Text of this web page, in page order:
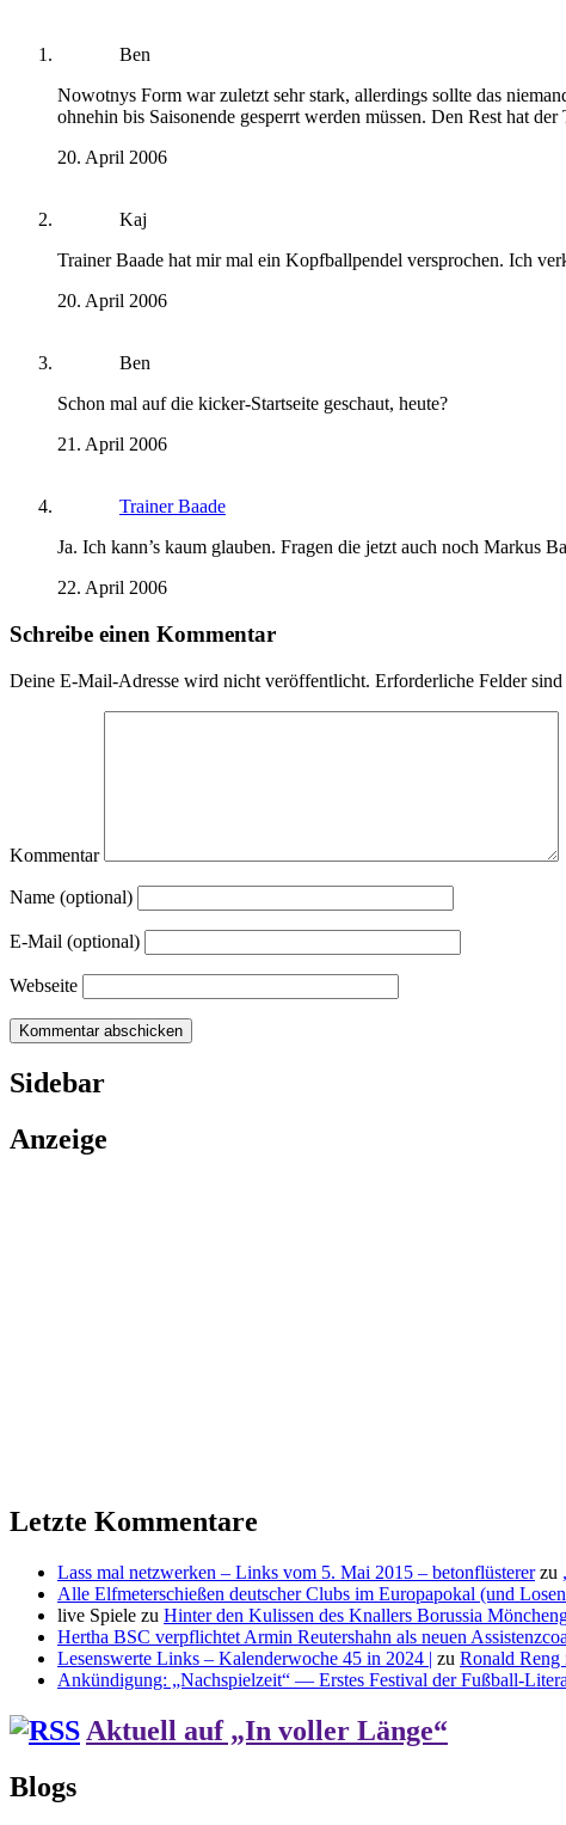
Ben
Nowotnys Form war zuletzt sehr stark, allerdings sollte das
ohnehin bis Saisonende gesperrt werden müssen. Den Rest hat
20. April 2006
Kaj
Trainer Baade hat mir mal ein Kopfballpendel versprochen. Ich
20. April 2006
Ben
Schon mal auf die kicker-Startseite geschaut, heute?
21. April 2006
Trainer Baade
Ja. Ich kann’s kaum glauben. Fragen die jetzt auch noch Markus
22. April 2006
Schreibe einen Kommentar
Deine E-Mail-Adresse wird nicht veröffentlicht. Erforderliche Felder
Kommentar
Name (optional)
E-Mail (optional)
Webseite
Sidebar
Anzeige
Letzte Kommentare
Lass mal netzwerken – Links vom 5. Mai 2015 – betonflüstererzu
Alle Elfmeterschießen deutscher Clubs im Europapokal (und
live Spiele zu Hinter den Kulissen des Knallers Borussia
Hertha BSC verpflichtet Armin Reutershahn als neuen
Lesenswerte Links – Kalenderwoche 45 in 2024 | zu Ronald
Ankündigung: „Nachspielzeit“ — Erstes Festival der Fußball-
Aktuell auf „In voller Länge“
Blogs